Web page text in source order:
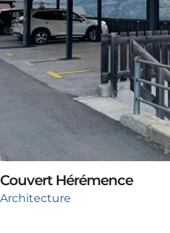
Couvert Hérémence
Architecture